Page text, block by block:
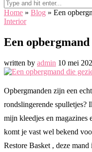
Home » Blog » Een
Interior
Een
written by admin 10 mei
Opbergmanden zijn een
rondslingerende spulletjes?
mijn kleedjes en magazines
komt je vast wel bekend
Restore Basket , deze